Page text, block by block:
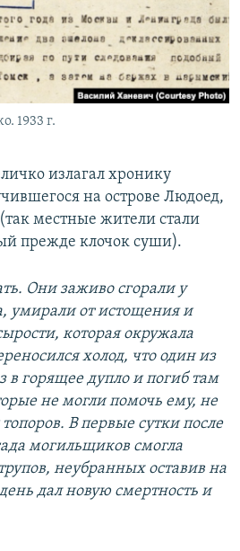
1933 г.
излагал хронику
на острове Людоед,
местные жители стали
прежде клочок суши).
Они заживо сгорали у
умирали от истощения и
которая окружала
холод, что один из
в горящее дупло и погиб там
не могли помочь ему, не
В первые сутки после
могильщиков смогла
неубранных оставив на
дал новую смертность и